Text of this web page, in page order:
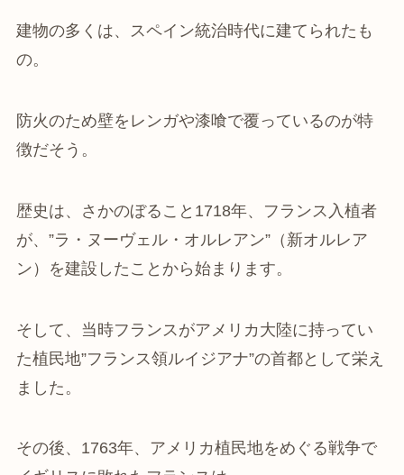
建物の多くは、スペイン統治時代に建てられたも
の。
防火のため壁をレンガや漆喰で覆っているのが特
徴だそう。
歴史は、さかのぼること1718年、フランス入植者
が、”ラ・ヌーヴェル・オルレアン”（新オルレア
ン）を建設したことから始まります。
そして、当時フランスがアメリカ大陸に持ってい
た植民地”フランス領ルイジアナ”の首都として栄え
ました。
その後、1763年、アメリカ植民地をめぐる戦争で